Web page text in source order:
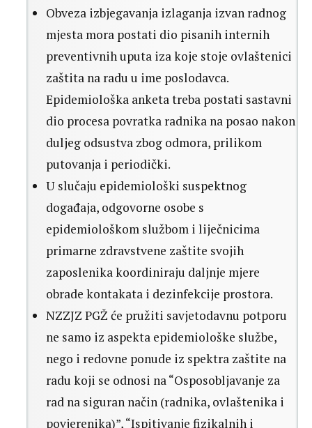
Obveza izbjegavanja izlaganja izvan radnog
mjesta mora postati dio pisanih internih
preventivnih uputa iza koje stoje ovlaštenici
zaštita na radu u ime poslodavca.
Epidemiološka anketa treba postati sastavni
dio procesa povratka radnika na posao nakon
duljeg odsustva zbog odmora, prilikom
putovanja i periodički.
U slučaju epidemiološki suspektnog
događaja, odgovorne osobe s
epidemiološkom službom i liječnicima
primarne zdravstvene zaštite svojih
zaposlenika koordiniraju daljnje mjere
obrade kontakata i dezinfekcije prostora.
NZZJZ PGŽ će pružiti savjetodavnu potporu
ne samo iz aspekta epidemiološke službe,
nego i redovne ponude iz spektra zaštite na
radu koji se odnosi na “Osposobljavanje za
rad na siguran način (radnika, ovlaštenika i
povjerenika)”, “Ispitivanje fizikalnih i